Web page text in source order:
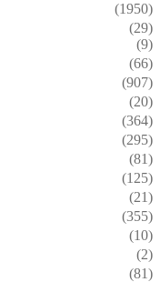
(1950)
(29)
(9)
(66)
(907)
(20)
(364)
(295)
(81)
(125)
(21)
(355)
(10)
(2)
(81)